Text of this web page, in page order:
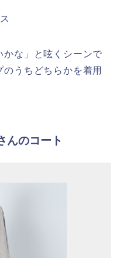
な」と呟くシーンで
うちどちらかを着用
んのコート